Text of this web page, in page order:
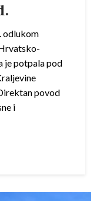
odlukom
je potpala pod
povod
i